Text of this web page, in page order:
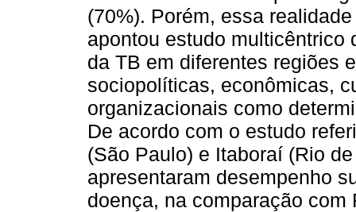
(70%). Porém, essa
apontou estudo multicêntrico
da TB em diferentes regiões
sociopolíticas, econômicas,
organizacionais como
De acordo com o estudo
(São Paulo) e Itaboraí (Rio
apresentaram desempenho
doença, na comparação